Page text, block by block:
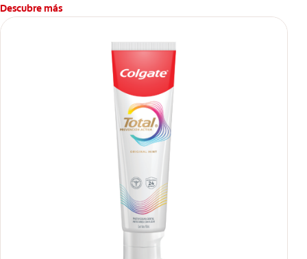
Descubre más